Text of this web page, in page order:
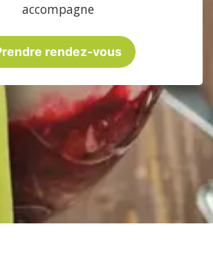
accompagne
rendez-vous